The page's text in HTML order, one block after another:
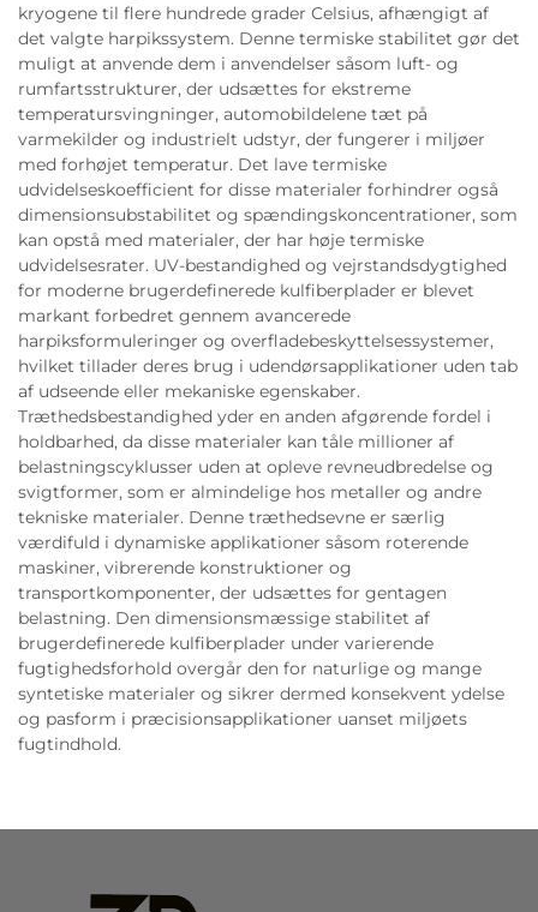
kryogene til flere hundrede grader Celsius, afhængigt af
det valgte harpikssystem. Denne termiske stabilitet gør det
muligt at anvende dem i anvendelser såsom luft- og
rumfartsstrukturer, der udsættes for ekstreme
temperatursvingninger, automobildelene tæt på
varmekilder og industrielt udstyr, der fungerer i miljøer
med forhøjet temperatur. Det lave termiske
udvidelseskoefficient for disse materialer forhindrer også
dimensionsubstabilitet og spændingskoncentrationer, som
kan opstå med materialer, der har høje termiske
udvidelsesrater. UV-bestandighed og vejrstandsdygtighed
for moderne brugerdefinerede kulfiberplader er blevet
markant forbedret gennem avancerede
harpiksformuleringer og overfladebeskyttelsessystemer,
hvilket tillader deres brug i udendørsapplikationer uden tab
af udseende eller mekaniske egenskaber.
Træthedsbestandighed yder en anden afgørende fordel i
holdbarhed, da disse materialer kan tåle millioner af
belastningscyklusser uden at opleve revneudbredelse og
svigtformer, som er almindelige hos metaller og andre
tekniske materialer. Denne træthedsevne er særlig
værdifuld i dynamiske applikationer såsom roterende
maskiner, vibrerende konstruktioner og
transportkomponenter, der udsættes for gentagen
belastning. Den dimensionsmæssige stabilitet af
brugerdefinerede kulfiberplader under varierende
fugtighedsforhold overgår den for naturlige og mange
syntetiske materialer og sikrer dermed konsekvent ydelse
og pasform i præcisionsapplikationer uanset miljøets
fugtindhold.